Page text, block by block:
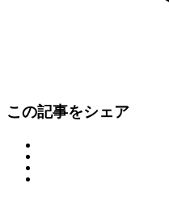
この記事をシェア